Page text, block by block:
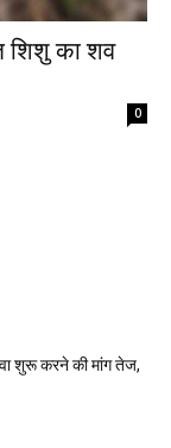
शिशु का शव
0
शुरू करने की मांग तेज,